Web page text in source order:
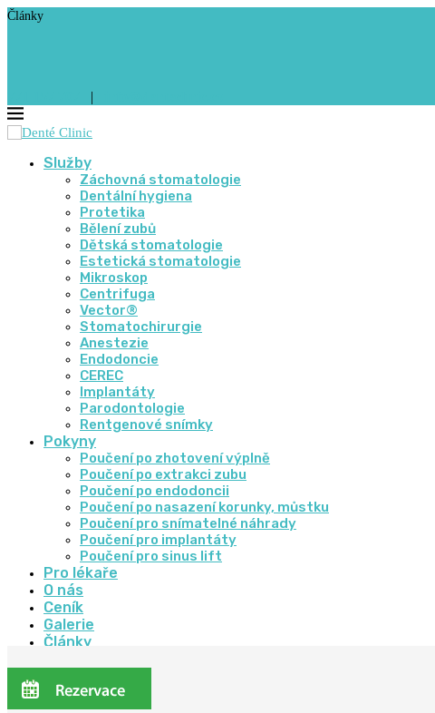
Články
|
Služby
Záchovná stomatologie
Dentální hygiena
Protetika
Bělení zubů
Dětská stomatologie
Estetická stomatologie
Mikroskop
Centrifuga
Vector®
Stomatochirurgie
Anestezie
Endodoncie
CEREC
Implantáty
Parodontologie
Rentgenové snímky
Pokyny
Poučení po zhotovení výplně
Poučení po extrakci zubu
Poučení po endodoncii
Poučení po nasazení korunky, můstku
Poučení pro snímatelné náhrady
Poučení pro implantáty
Poučení pro sinus lift
Pro lékaře
O nás
Ceník
Galerie
Články